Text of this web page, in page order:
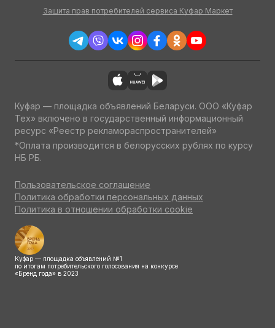
Защита прав потребителей сервиса Куфар Маркет
Куфар — площадка объявлений Беларуси. ООО «Куфар
Тех» включено в государственный информационный
ресурс «Реестр рекламораспространителей»
*Оплата производится в белорусских рублях по курсу
НБ РБ.
Пользовательское соглашение
Политика обработки персональных данных
Политика в отношении обработки cookie
Куфар — площадка объявлений №1
по итогам потребительского голосования на конкурсе
«Бренд года» в 2023